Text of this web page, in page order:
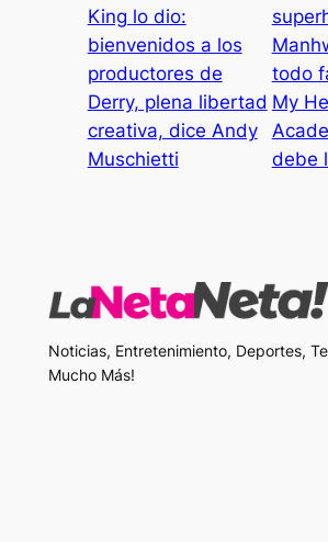
King lo dio:
bienvenidos a los
productores de
Derry, plena libertad
creativa, dice Andy
Muschietti
todo
My
debe
Noticias, Entretenimiento, Deportes,
Mucho Más!